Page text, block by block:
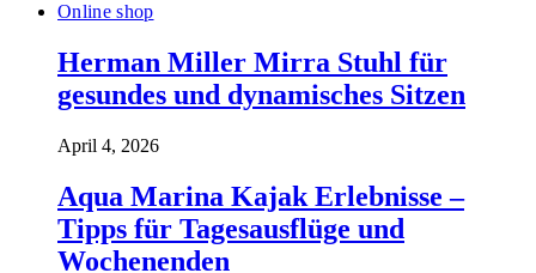
Online shop
Herman Miller Mirra Stuhl für
gesundes und dynamisches Sitzen
April 4, 2026
Aqua Marina Kajak Erlebnisse –
Tipps für Tagesausflüge und
Wochenenden